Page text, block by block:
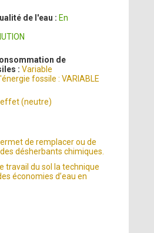
de l'eau : En
de
:Variable
fossile : VARIABLE
(neutre)
de remplacer ou de
désherbants chimiques.
travail du sol la technique
économies d’eau en